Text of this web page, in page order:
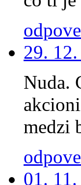
29.
Nuda.
medzi
01.